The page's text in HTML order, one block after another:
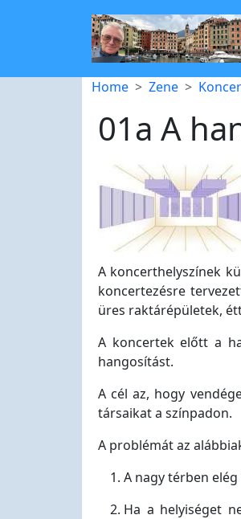
Breadcrumb
Home Zene
01a A
A koncerthelyszínek
koncertezésre
üres raktárépületek,
A koncertek előtt a
hangosítást.
A cél az, hogy
társaikat a színpadon.
A problémát az
A nagy térben
Ha a helyiséget